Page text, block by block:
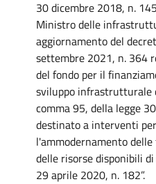
30 dicembre 2018, n.
Ministro delle
aggiornamento del
settembre 2021, n. 364
del fondo per il
sviluppo infrastrutturale
comma 95, della legge
destinato a interventi
l'ammodernamento
delle risorse disponibili
29 aprile 2020, n. 182”.